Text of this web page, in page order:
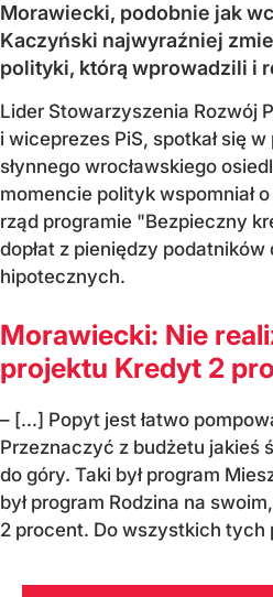
Morawiecki, podobnie jak
Kaczyński najwyraźniej
polityki, którą wprowadzili i
Lider Stowarzyszenia Rozwój
i wiceprezes PiS, spotkał się
słynnego wrocławskiego
momencie polityk wspomniał
rząd programie "Bezpieczny
dopłat z pieniędzy
hipotecznych.
Morawiecki: Nie
projektu Kredyt 2
– [...] Popyt jest łatwo
Przeznaczyć z budżetu jakieś
do góry. Taki był program
był program Rodzina na
2 procent. Do wszystkich tych